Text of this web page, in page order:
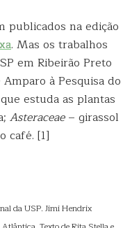
publicados na edição
. Mas os trabalhos
em Ribeirão Preto
à Pesquisa do
estuda as plantas
Asteraceae– girassol
café. [1]
da USP. Jimi Hendrix